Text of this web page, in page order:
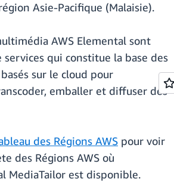
Asie-Pacifique (Malaisie).
AWS Elemental sont
qui constitue la base des
sur le cloud pour
emballer et diffuser des
des Régions AWS pour voir
des Régions AWS où
MediaTailor est disponible.